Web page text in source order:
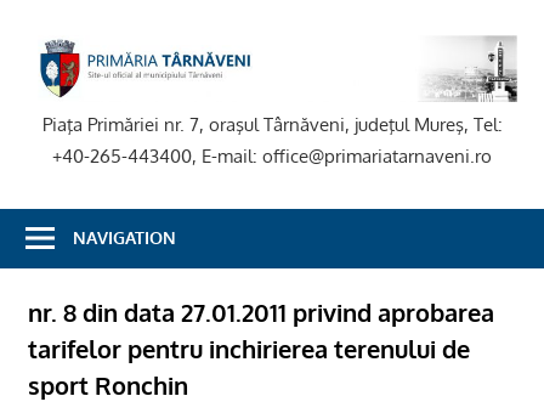
content
Piaţa Primăriei nr. 7, oraşul Târnăveni, judeţul Mureş, Tel:
+40-265-443400, E-mail: office@primariatarnaveni.ro
NAVIGATION
nr. 8 din data 27.01.2011 privind aprobarea
tarifelor pentru inchirierea terenului de
sport Ronchin